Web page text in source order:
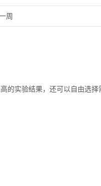
周
的实验结果，还可以自由选择